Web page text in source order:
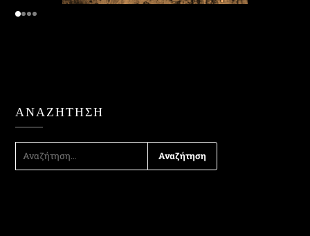
ΑΝΑΖΉΤΗΣΗ
ΑΝΑΖΉΤΗΣΗ
ΓΙΑ: